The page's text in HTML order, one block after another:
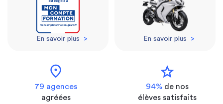
En savoir plus > En savoir plus >
location_on
79 agences
agréées
star
94% de nos
élèves satisfaits